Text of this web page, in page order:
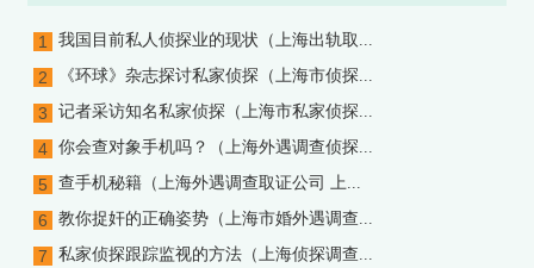
1 我国目前私人侦探业的现状（上海出轨取...
2 《环球》杂志探讨私家侦探（上海市侦探...
3 记者采访知名私家侦探（上海市私家侦探...
4 你会查对象手机吗？（上海外遇调查侦探...
5 查手机秘籍（上海外遇调查取证公司 上...
6 教你捉奸的正确姿势（上海市婚外遇调查...
7 私家侦探跟踪监视的方法（上海侦探调查...